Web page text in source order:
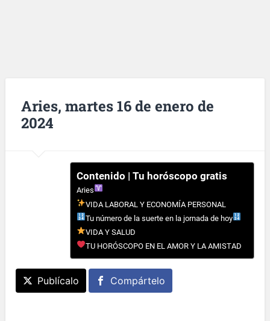
Aries, martes 16 de enero de
2024
Contenido | Tu horóscopo gratis
Aries
VIDA LABORAL Y ECONOMÍA PERSONAL
Tu número de la suerte en la jornada de hoy
VIDA Y SALUD
TU HORÓSCOPO EN EL AMOR Y LA AMISTAD
Publícalo Compártelo